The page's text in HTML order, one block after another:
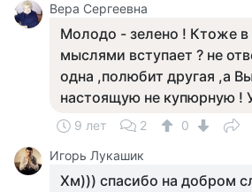
Вера Сергеевна
Молодо - зелено ! Ктоже
мыслями вступает ? не
одна ,полюбит другая ,а
настоящую не купюрную !
9 лет 2
0
Игорь Лукашик
Хм))) спасибо на добром